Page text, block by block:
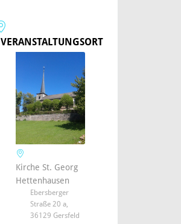
VERANSTALTUNGSORT
Kirche St. Georg
Hettenhausen
Ebersberger
Straße 20 a,
36129 Gersfeld